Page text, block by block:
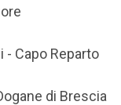
- Capo Reparto
di Brescia